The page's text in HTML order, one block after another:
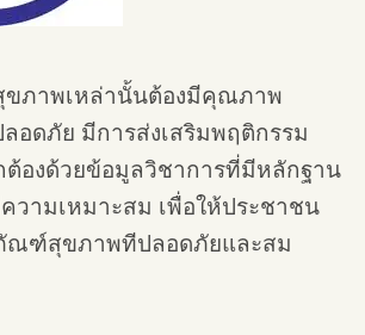
ภาพเหล่านั้นต้องมีคุณภาพ
อดภัย มีการส่งเสริมพฤติกรรม
ต้องด้วยข้อมูลวิชาการที่มีหลักฐาน
วามเหมาะสม เพื่อให้ประชาชน
ณฑ์สุขภาพทีปลอดภัยและสม